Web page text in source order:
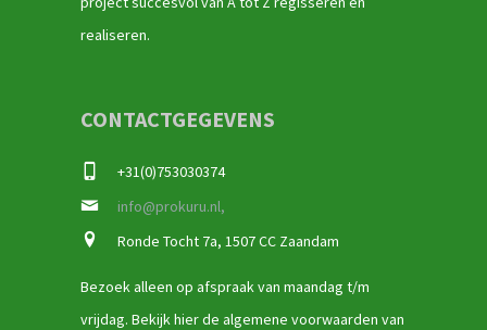
realiseren.
CONTACTGEGEVENS
+31(0)753030374
info@prokuru.nl,
Ronde Tocht 7a, 1507 CC Zaandam
Bezoek alleen op afspraak van maandag t/m
vrijdag. Bekijk hier de algemene voorwaarden van